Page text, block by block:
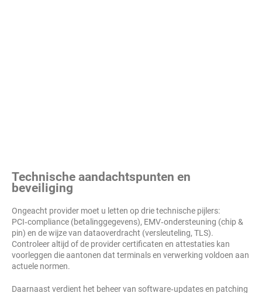
Technische aandachtspunten en
beveiliging
Ongeacht provider moet u letten op drie technische pijlers:
PCI‑compliance (betalinggegevens), EMV‑ondersteuning (chip &
pin) en de wijze van dataoverdracht (versleuteling, TLS).
Controleer altijd of de provider certificaten en attestaties kan
voorleggen die aantonen dat terminals en verwerking voldoen aan
actuele normen.
Daarnaast verdient het beheer van software‑updates en patching